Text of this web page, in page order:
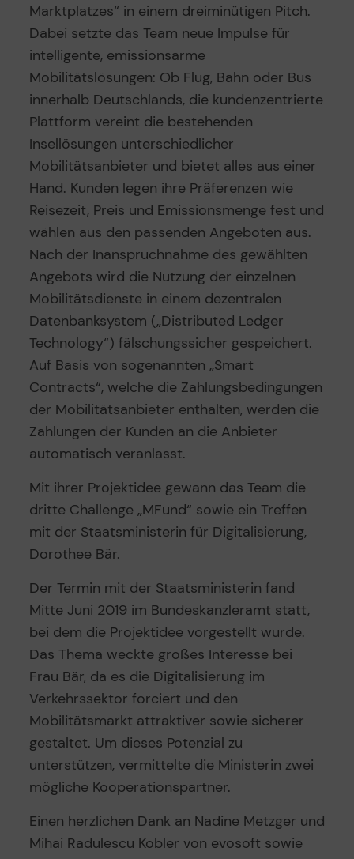
Marktplatzes“ in einem dreiminütigen Pitch.
Dabei setzte das Team neue Impulse für
intelligente, emissionsarme
Mobilitätslösungen: Ob Flug, Bahn oder Bus
innerhalb Deutschlands, die kundenzentrierte
Plattform vereint die bestehenden
Insellösungen unterschiedlicher
Mobilitätsanbieter und bietet alles aus einer
Hand. Kunden legen ihre Präferenzen wie
Reisezeit, Preis und Emissionsmenge fest und
wählen aus den passenden Angeboten aus.
Nach der Inanspruchnahme des gewählten
Angebots wird die Nutzung der einzelnen
Mobilitätsdienste in einem dezentralen
Datenbanksystem („Distributed Ledger
Technology“) fälschungssicher gespeichert.
Auf Basis von sogenannten „Smart
Contracts“, welche die Zahlungsbedingungen
der Mobilitätsanbieter enthalten, werden die
Zahlungen der Kunden an die Anbieter
automatisch veranlasst.
Mit ihrer Projektidee gewann das Team die
dritte Challenge „MFund“ sowie ein Treffen
mit der Staatsministerin für Digitalisierung,
Dorothee Bär.
Der Termin mit der Staatsministerin fand
Mitte Juni 2019 im Bundeskanzleramt statt,
bei dem die Projektidee vorgestellt wurde.
Das Thema weckte großes Interesse bei
Frau Bär, da es die Digitalisierung im
Verkehrssektor forciert und den
Mobilitätsmarkt attraktiver sowie sicherer
gestaltet. Um dieses Potenzial zu
unterstützen, vermittelte die Ministerin zwei
mögliche Kooperationspartner.
Einen herzlichen Dank an Nadine Metzger und
Mihai Radulescu Kobler von evosoft sowie